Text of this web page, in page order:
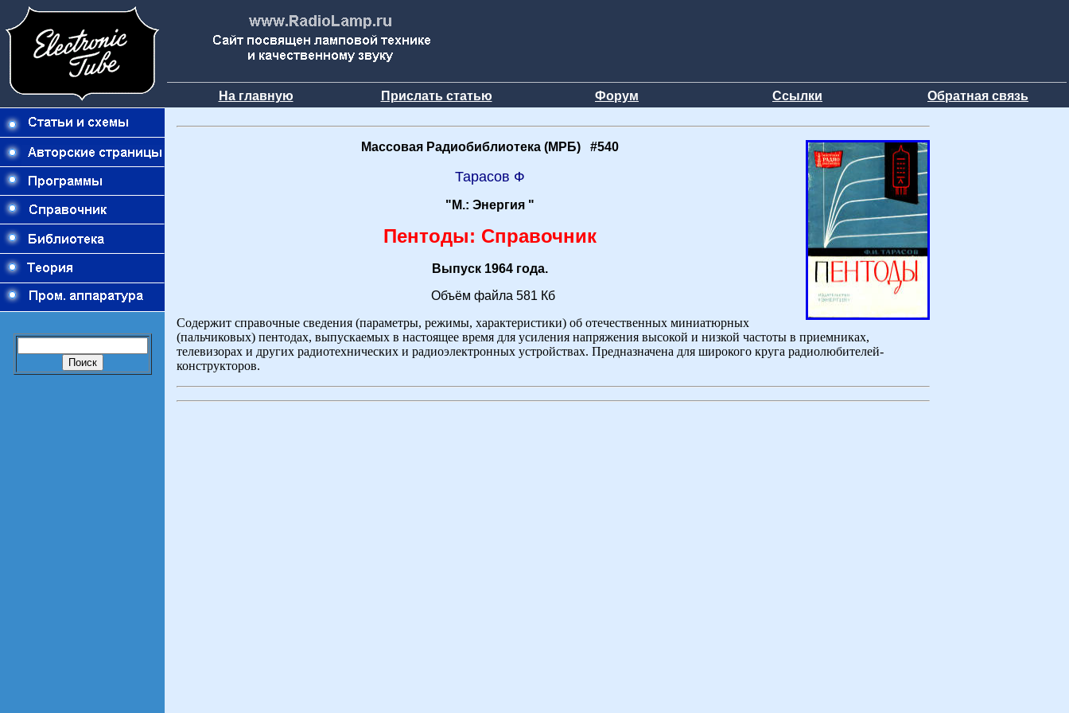
На главную Прислать статью Форум Ссылки Обратная связь
Массовая Радиобиблиотека (МРБ) #540
Тарасов Ф
"М.: Энергия "
Пентоды: Справочник
Выпуск 1964 года.
Объём файла 581 Кб
Содержит справочные сведения (параметры, режимы, характеристики) об отечественных миниатюрных
(пальчиковых) пентодах, выпускаемых в настоящее время для усиления напряжения высокой и низкой частоты в приемниках,
телевизорах и других радиотехнических и радиоэлектронных устройствах. Предназначена для широкого круга радиолюбителей-
конструкторов.